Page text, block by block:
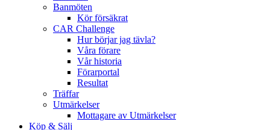
Banmöten
Kör försäkrat
CAR Challenge
Hur börjar jag tävla?
Våra förare
Vår historia
Förarportal
Resultat
Träffar
Utmärkelser
Mottagare av Utmärkelser
Köp & Sälj